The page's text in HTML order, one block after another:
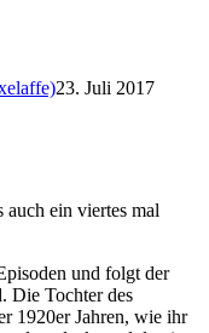
23. Juli 2017
ein viertes mal
und folgt der
Die Tochter des
1920er Jahren, wie ihr